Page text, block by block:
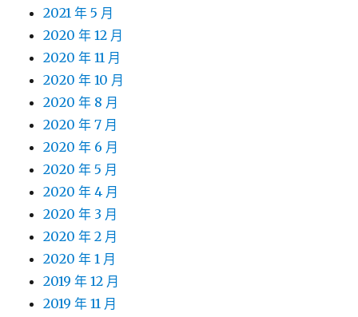
2021 年 5 月
2020 年 12 月
2020 年 11 月
2020 年 10 月
2020 年 8 月
2020 年 7 月
2020 年 6 月
2020 年 5 月
2020 年 4 月
2020 年 3 月
2020 年 2 月
2020 年 1 月
2019 年 12 月
2019 年 11 月